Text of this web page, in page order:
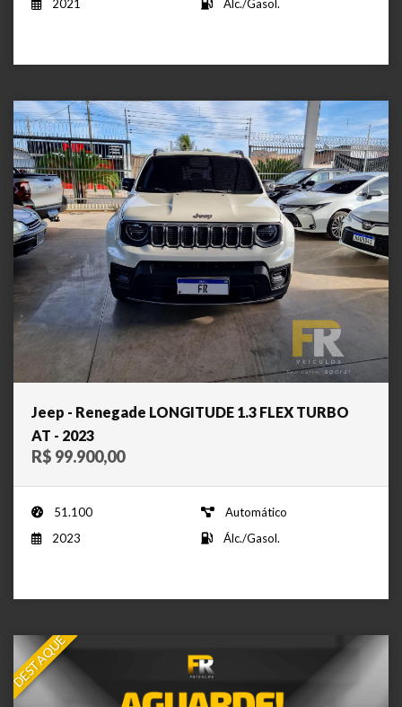
2021
Álc./Gasol.
Jeep - Renegade LONGITUDE 1.3 FLEX TURBO
AT - 2023
R$ 99.900,00
51.100
Automático
2023
Álc./Gasol.
DESTAQUE